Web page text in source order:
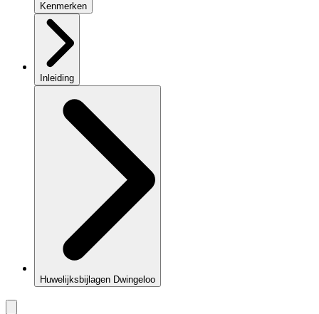
Kenmerken
Inleiding
Huwelijksbijlagen Dwingeloo